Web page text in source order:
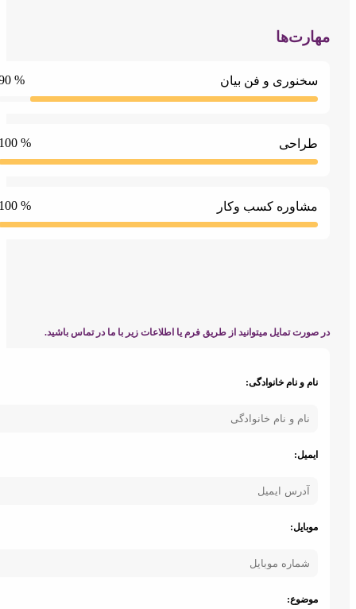
سخنوری و فن بیان
طراحی
مشاوره کسب وکار
تمایل میتوانید از طریق فرم یا اطلاعات زیر با ما در تماس باشید.
نام و نام خانوادگی: